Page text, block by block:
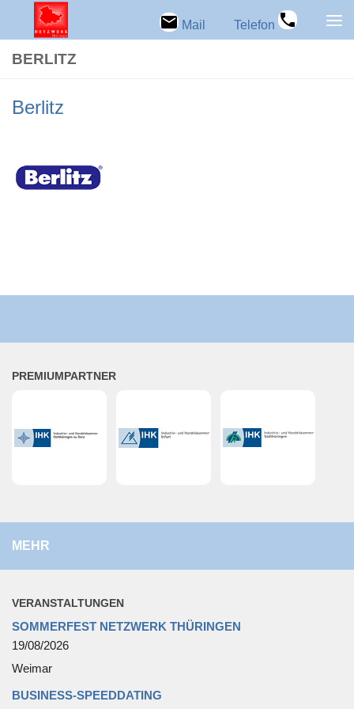
Zum Inhalt springen Mail Telefon
BER­LITZ
Ber­litz
PRE­MI­UM­PART­NER
MEHR
VER­AN­STAL­TUN­GEN
SOMMERFEST NETZWERK THÜRINGEN
19/08/2026
Weimar
BUSINESS-SPEEDDATING